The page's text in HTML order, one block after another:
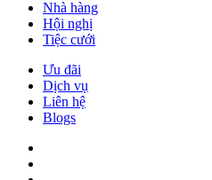
Nhà hàng
Hội nghị
Tiệc cưới
Ưu đãi
Dịch vụ
Liên hệ
Blogs